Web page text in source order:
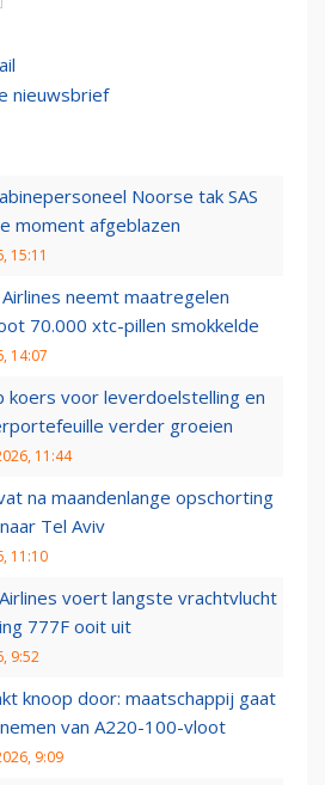
nieuwsbrief
Noorse tak SAS
moment afgeblazen
15:11
Airlines neemt maatregelen
70.000 xtc-pillen smokkelde
14:07
koers voor leverdoelstelling en
verder groeien
11:44
na maandenlange opschorting
Tel Aviv
11:10
voert langste vrachtvlucht
777F ooit uit
9:52
knoop door: maatschappij gaat
van A220-100-vloot
9:09